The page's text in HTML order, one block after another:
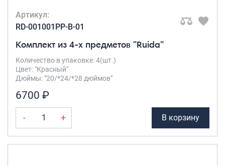
Артикул:
RD-001001PP-B-01
Комплект из 4-х предметов "Ruida"
Количество в упаковке: 4(шт.)
Цвет: "Красный"
Дюймы: "20/*24/*28 дюймов"
6700 ₽
- + В корзину